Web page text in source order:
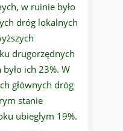
w ruinie było
dróg lokalnych
drugorzędnych
ich 23%. W
głównych dróg
stanie
ubiegłym 19%.